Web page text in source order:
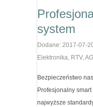
system
Dodane: 2017-07-
Elektronika, RTV,
Bezpieczeństwo
Profesjonalny
najwyższe